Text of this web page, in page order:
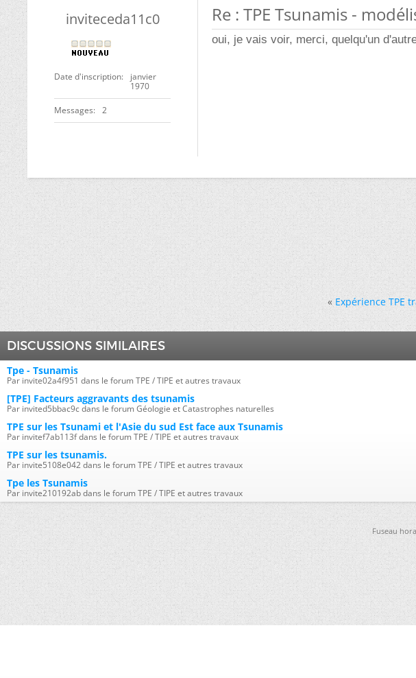
inviteceda11c0
Date d'inscription
janvier
1970
Messages 2
Re : TPE Tsunamis -
oui, je vais voir, merci, quelqu'un
« Expérience TPE
DISCUSSIONS SIMILAIRES
Tpe - Tsunamis
Par invite02a4f951 dans le forum TPE / TIPE et autres travaux
[TPE] Facteurs aggravants des tsunamis
Par invited5bbac9c dans le forum Géologie et Catastrophes naturelles
TPE sur les Tsunami et l'Asie du sud Est face aux Tsunamis
Par invitef7ab113f dans le forum TPE / TIPE et autres travaux
TPE sur les tsunamis.
Par invite5108e042 dans le forum TPE / TIPE et autres travaux
Tpe les Tsunamis
Par invite210192ab dans le forum TPE / TIPE et autres travaux
Fuseau